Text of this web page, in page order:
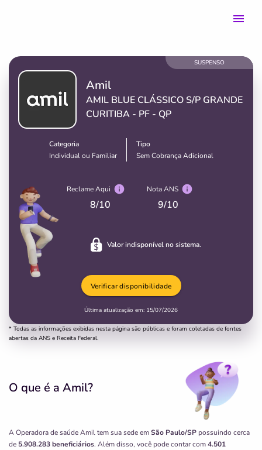
Amil
AMIL BLUE CLÁSSICO S/P GRANDE
CURITIBA - PF - QP
Categoria
Individual ou Familiar
Tipo
Sem Cobrança Adicional
Valor indisponível no sistema.
Reclame Aqui
8/10
Nota ANS
9/10
SUSPENSO
Última atualização em: 15/07/2026
Verificar disponibilidade
* Todas as informações exibidas nesta página são públicas e foram coletadas de fontes
abertas da ANS e Receita Federal.
O que é a Amil?
A Operadora de saúde Amil tem sua sede emSão Paulo/SP possuindo cerca
de 5.908.283 beneficiários. Além disso, você pode contar com4.501